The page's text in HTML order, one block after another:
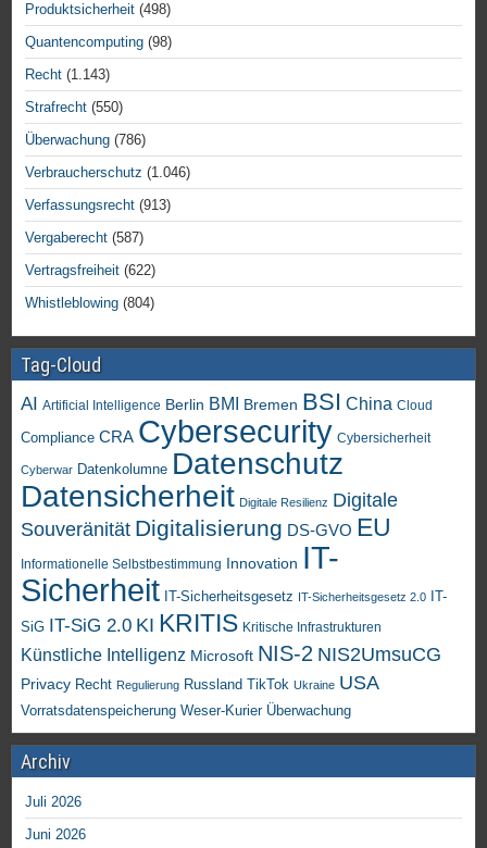
Produktsicherheit (498)
Quantencomputing (98)
Recht (1.143)
Strafrecht (550)
Überwachung (786)
Verbraucherschutz (1.046)
Verfassungsrecht (913)
Vergaberecht (587)
Vertragsfreiheit (622)
Whistleblowing (804)
Tag-Cloud
AI Artificial Intelligence Berlin BMI Bremen BSI China Cloud
Compliance CRA Cybersecurity Cybersicherheit
Cyberwar Datenkolumne Datenschutz
Datensicherheit Digitale Resilienz Digitale
Souveränität Digitalisierung DS-GVO EU
Informationelle Selbstbestimmung Innovation IT-
Sicherheit IT-Sicherheitsgesetz IT-Sicherheitsgesetz 2.0
IT-
SiG IT-SiG 2.0 KI KRITIS Kritische Infrastrukturen
Künstliche Intelligenz Microsoft NIS-2 NIS2UmsuCG
Privacy Recht Regulierung Russland TikTok Ukraine USA
Vorratsdatenspeicherung Weser-Kurier Überwachung
Archiv
Juli 2026
Juni 2026